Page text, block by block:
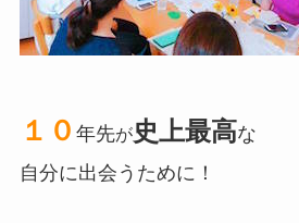
１０ 年先が史上最高な
自分に出会うために！